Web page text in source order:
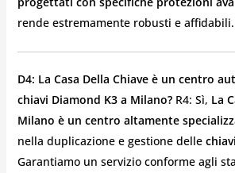
rende estremamente robusti e affidabili.
D4: La Casa Della Chiave è un centro
chiavi Diamond K3 a Milano?R4: Sì, La
Milano è un centro altamente
nella duplicazione e gestione delle
Garantiamo un servizio conforme agli